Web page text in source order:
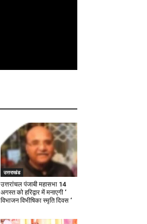
उत्तराखंड
उत्तरांचल पंजाबी महासभा 14
अगस्त को हरिद्वार में मनाएगी ‘
विभाजन विभीषिका स्मृति दिवस ‘